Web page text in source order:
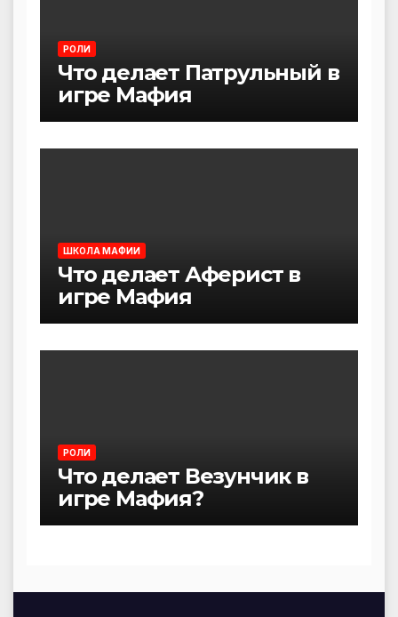
РОЛИ
Что делает Патрульный в
игре Мафия
ШКОЛА МАФИИ
Что делает Аферист в
игре Мафия
РОЛИ
Что делает Везунчик в
игре Мафия?